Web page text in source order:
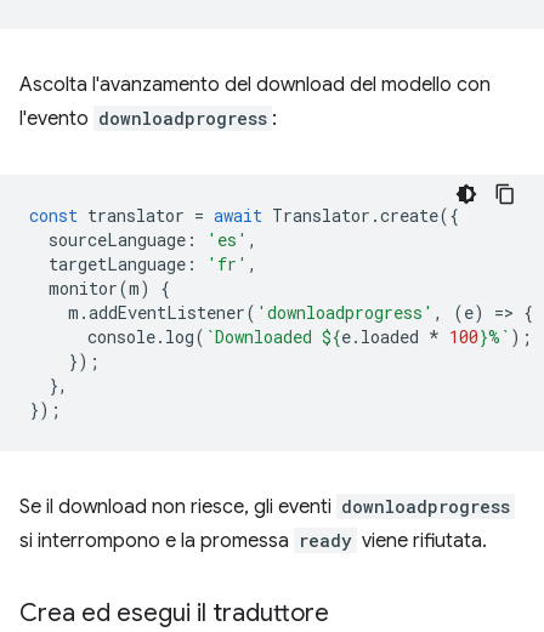
Ascolta l'avanzamento del download del modello con
l'evento downloadprogress :
const translator = await Translator .create({
sourceLanguage : 'es' ,
targetLanguage : 'fr' ,
monitor(m)
{
m .addEventListener( 'downloadprogress' , (e) => {
console. log( `Downloaded ${e. loaded * 100}%` );
});
},
});
Se il download non riesce, gli eventi downloadprogress
si interrompono e la promessa ready viene rifiutata.
Crea ed esegui il traduttore